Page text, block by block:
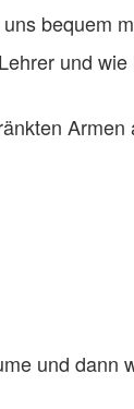
bequem
und
und dann